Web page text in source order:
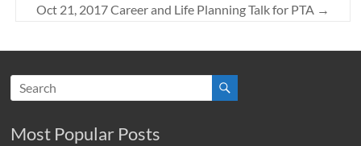
Oct 21, 2017 Career and Life Planning Talk for PTA →
Most Popular Posts